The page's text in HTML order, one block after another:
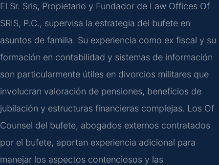
El Sr. Sris, Propietario y Fundador de Law Offices Of
SRIS, P.C., supervisa la estrategia del bufete en
asuntos de familia. Su experiencia como ex fiscal y su
formación en contabilidad y sistemas de información
son particularmente útiles en divorcios militares que
involucran valoración de pensiones, beneficios de
jubilación y estructuras financieras complejas. Los Of
Counsel del bufete, abogados externos contratados
por el bufete, aportan experiencia adicional para
manejar los aspectos contenciosos y las